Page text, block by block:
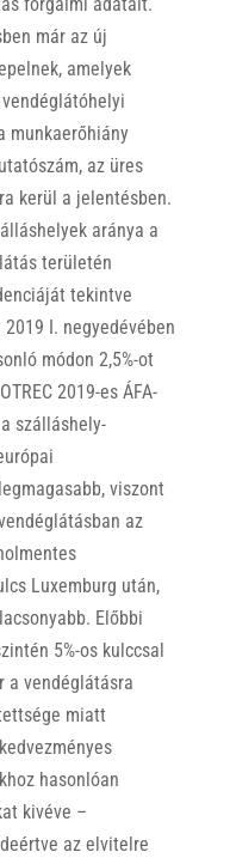
forgalmi adatait.
már az új
amelyek
munkaerőhiány
az üres
kerül a jelentésben.
aránya a
területén
tekintve
I. negyedévében
módon 2,5%-ot
2019-es ÁFA-
szálláshely-
viszont
az
Luxemburg után,
Előbbi
5%-os kulccsal
a vendéglátásra
miatt
hasonlóan
kivéve –
az elvitelre